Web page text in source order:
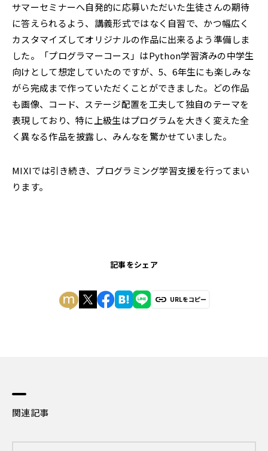
サマーセミナーへ自発的に応募いただいた生徒さんの期待
に答えられるよう、講義形式ではなく自習で、かつ幅広く
カスタマイズしてオリジナルの作品に出来るよう準備しま
した。「プログラマーコース」はPython学習済みの中学生
向けとして想定していたのですが、5、6年生にも楽しみな
がら完成まで作っていただくことができました。どの作品
も画像、コード、ステージ配置を工夫して独自のテーマを
表現しており、特に上級生はプログラムを大きく変えた全
く異なる作品を披露し、みんなを驚かせていました。
MIXIでは引き続き、プログラミング学習支援を行ってまい
ります。
記事をシェア
URLをコピー
関連記事